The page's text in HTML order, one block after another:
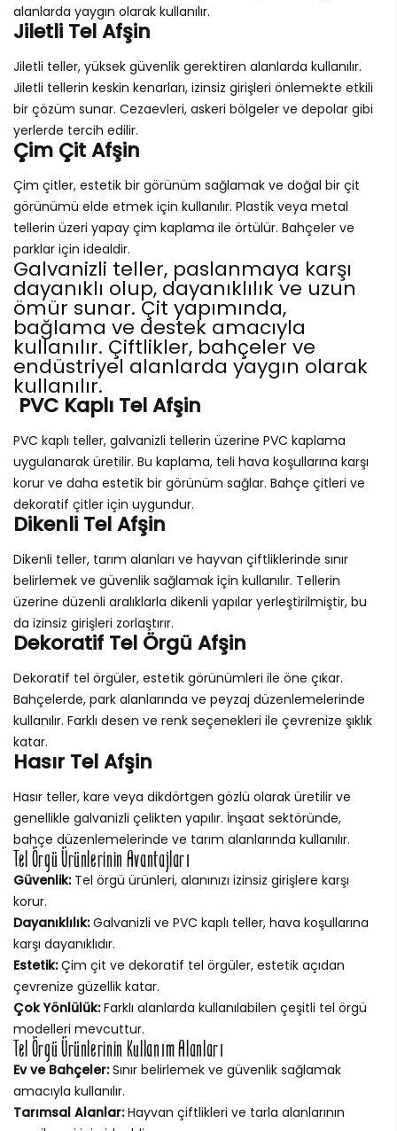
alanlarda yaygın olarak kullanılır.
Jiletli Tel Afşin
Jiletli teller, yüksek güvenlik gerektiren alanlarda kullanılır.
Jiletli tellerin keskin kenarları, izinsiz girişleri önlemekte etkili
bir çözüm sunar. Cezaevleri, askeri bölgeler ve depolar gibi
yerlerde tercih edilir.
Çim Çit Afşin
Çim çitler, estetik bir görünüm sağlamak ve doğal bir çit
görünümü elde etmek için kullanılır. Plastik veya metal
tellerin üzeri yapay çim kaplama ile örtülür. Bahçeler ve
parklar için idealdir.
Galvanizli teller, paslanmaya karşı
dayanıklı olup, dayanıklılık ve uzun
ömür sunar. Çit yapımında,
bağlama ve destek amacıyla
kullanılır. Çiftlikler, bahçeler ve
endüstriyel alanlarda yaygın olarak
kullanılır.
PVC Kaplı Tel Afşin
PVC kaplı teller, galvanizli tellerin üzerine PVC kaplama
uygulanarak üretilir. Bu kaplama, teli hava koşullarına karşı
korur ve daha estetik bir görünüm sağlar. Bahçe çitleri ve
dekoratif çitler için uygundur.
Dikenli Tel Afşin
Dikenli teller, tarım alanları ve hayvan çiftliklerinde sınır
belirlemek ve güvenlik sağlamak için kullanılır. Tellerin
üzerine düzenli aralıklarla dikenli yapılar yerleştirilmiştir, bu
da izinsiz girişleri zorlaştırır.
Dekoratif Tel Örgü Afşin
Dekoratif tel örgüler, estetik görünümleri ile öne çıkar.
Bahçelerde, park alanlarında ve peyzaj düzenlemelerinde
kullanılır. Farklı desen ve renk seçenekleri ile çevrenize şıklık
katar.
Hasır Tel Afşin
Hasır teller, kare veya dikdörtgen gözlü olarak üretilir ve
genellikle galvanizli çelikten yapılır. İnşaat sektöründe,
bahçe düzenlemelerinde ve tarım alanlarında kullanılır.
Tel Örgü Ürünlerinin Avantajları
Güvenlik:Tel örgü ürünleri, alanınızı izinsiz girişlere karşı
korur.
Dayanıklılık:Galvanizli ve PVC kaplı teller, hava koşullarına
karşı dayanıklıdır.
Estetik:Çim çit ve dekoratif tel örgüler, estetik açıdan
çevrenize güzellik katar.
Çok Yönlülük:Farklı alanlarda kullanılabilen çeşitli tel örgü
modelleri mevcuttur.
Tel Örgü Ürünlerinin Kullanım Alanları
Ev ve Bahçeler:Sınır belirlemek ve güvenlik sağlamak
amacıyla kullanılır.
Tarımsal Alanlar:Hayvan çiftlikleri ve tarla alanlarının